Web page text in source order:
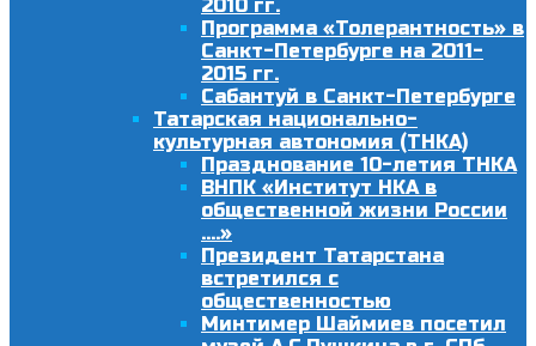
2010 гг.
Программа «Толерантность» в
Санкт-Петербурге на 2011-
2015 гг.
Сабантуй в Санкт-Петербурге
Татарская национально-
культурная автономия (ТНКА)
Празднование 10-летия ТНКА
ВНПК «Институт НКА в
общественной жизни России
….»
Президент Татарстана
встретился с
общественностью
Минтимер Шаймиев посетил